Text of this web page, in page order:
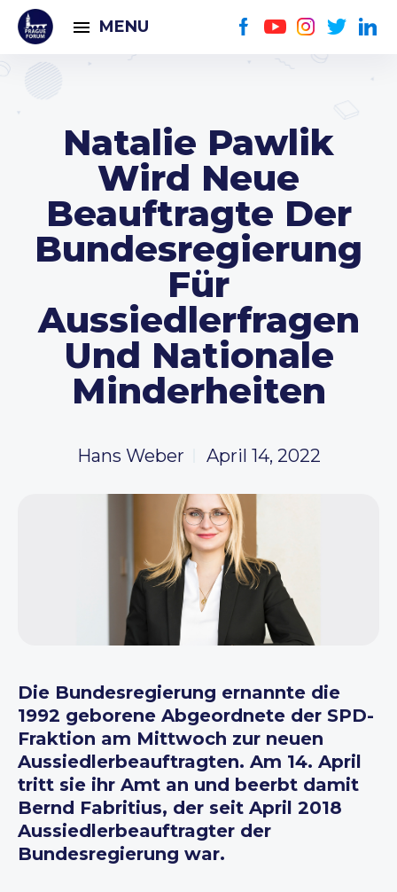
MENU
Natalie Pawlik
Wird Neue
Beauftragte Der
Bundesregierung
Für
Aussiedlerfragen
Und Nationale
Minderheiten
Hans Weber April 14, 2022
Die Bundesregierung ernannte die
1992 geborene Abgeordnete der SPD-
Fraktion am Mittwoch zur neuen
Aussiedlerbeauftragten. Am 14. April
tritt sie ihr Amt an und beerbt damit
Bernd Fabritius, der seit April 2018
Aussiedlerbeauftragter der
Bundesregierung war.